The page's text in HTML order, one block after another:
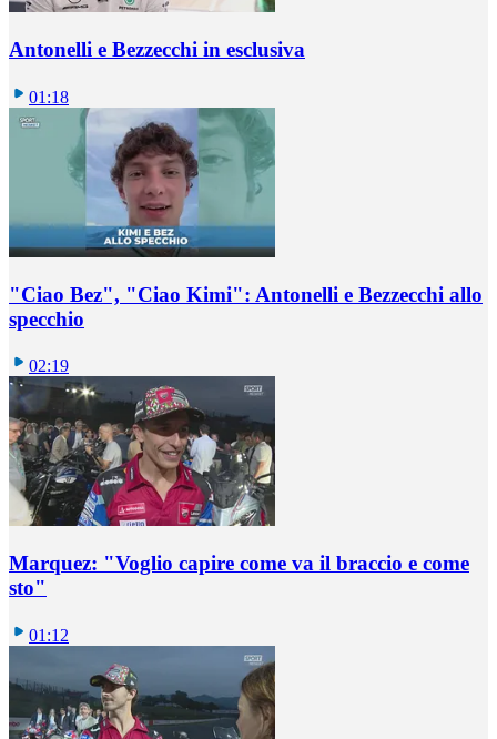
Antonelli e Bezzecchi in esclusiva
01:18
"Ciao Bez", "Ciao Kimi": Antonelli e Bezzecchi allo
specchio
02:19
Marquez: "Voglio capire come va il braccio e come
sto"
01:12